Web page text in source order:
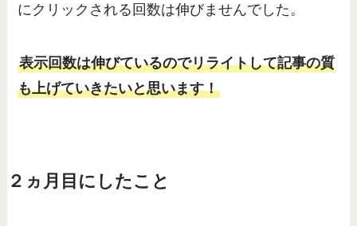
にクリックされる回数は伸びませんでした。
表示回数は伸びているのでリライトして記事の質
も上げていきたいと思います！
２ヵ月目にしたこと